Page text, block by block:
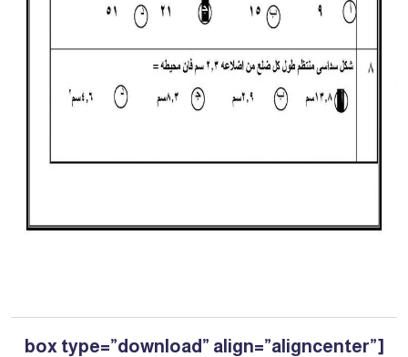
[box type=”download” align=”aligncenter”